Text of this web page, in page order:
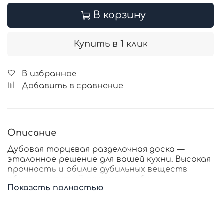
В корзину
Купить в 1 клик
В избранное
Добавить в сравнение
Описание
Дубовая торцевая разделочная доска —
эталонное решение для вашей кухни. Высокая
прочность и обилие дубильных веществ
обеспечивает ей долгую службу.
Предоставив шефскому ножу комфортное
Показать полностью